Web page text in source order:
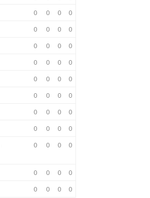
0 0 0
0
0 0 0
0
0 0 0
0
0 0 0
0
0 0 0
0
0 0 0
0
0 0 0
0
0 0 0
0
0 0 0 0
0 0 0
0
0 0 0 0